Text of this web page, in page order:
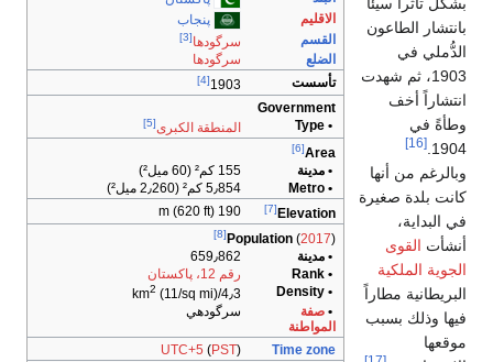
پنجاب
سرگودھا
[3]
سرگودھا
1903
[4]
المنطقة الكبرى
155 كم² (60 ميل²)
5٫854 كم² (2٫260 ميل²)
190 m (620 ft)
Population
659٫862
رقم 12، پاكستان
4٫3/km (11/sq mi)
سرگودھي
PST)